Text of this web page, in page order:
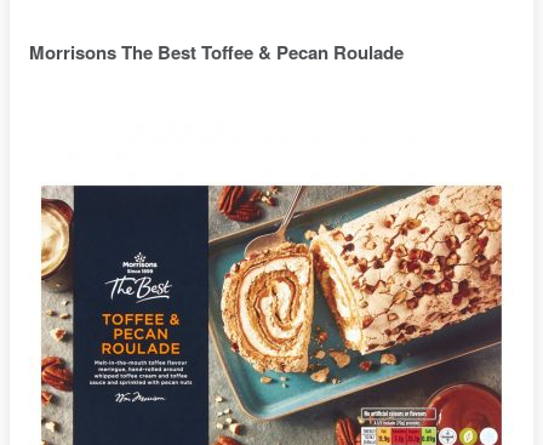
Morrisons The Best Toffee & Pecan Roulade